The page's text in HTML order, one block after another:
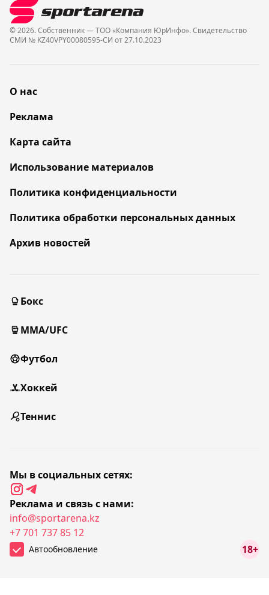
© 2026. Собственник — ТОО «Компания ЮрИнфо». Cвидетельство
СМИ № KZ40VPY00080595-СИ от 27.10.2023
О нас
Реклама
Карта сайта
Использование материалов
Политика конфиденциальности
Политика обработки персональных данных
Архив новостей
Бокс
MMA/UFC
Футбол
Хоккей
Теннис
Мы в социальных сетях:
Реклама и связь с нами:
info@sportarena.kz
+7 701 737 85 12
Автообновление 18+